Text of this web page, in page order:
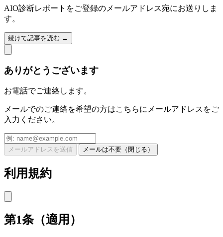
AIO診断レポートをご登録のメールアドレス宛にお送りしま
す。
続けて記事を読む →
ありがとうございます
お電話でご連絡します。
メールでのご連絡を希望の方はこちらにメールアドレスをご
入力ください。
メールアドレスを送信 メールは不要（閉じる）
利用規約
第1条（適用）